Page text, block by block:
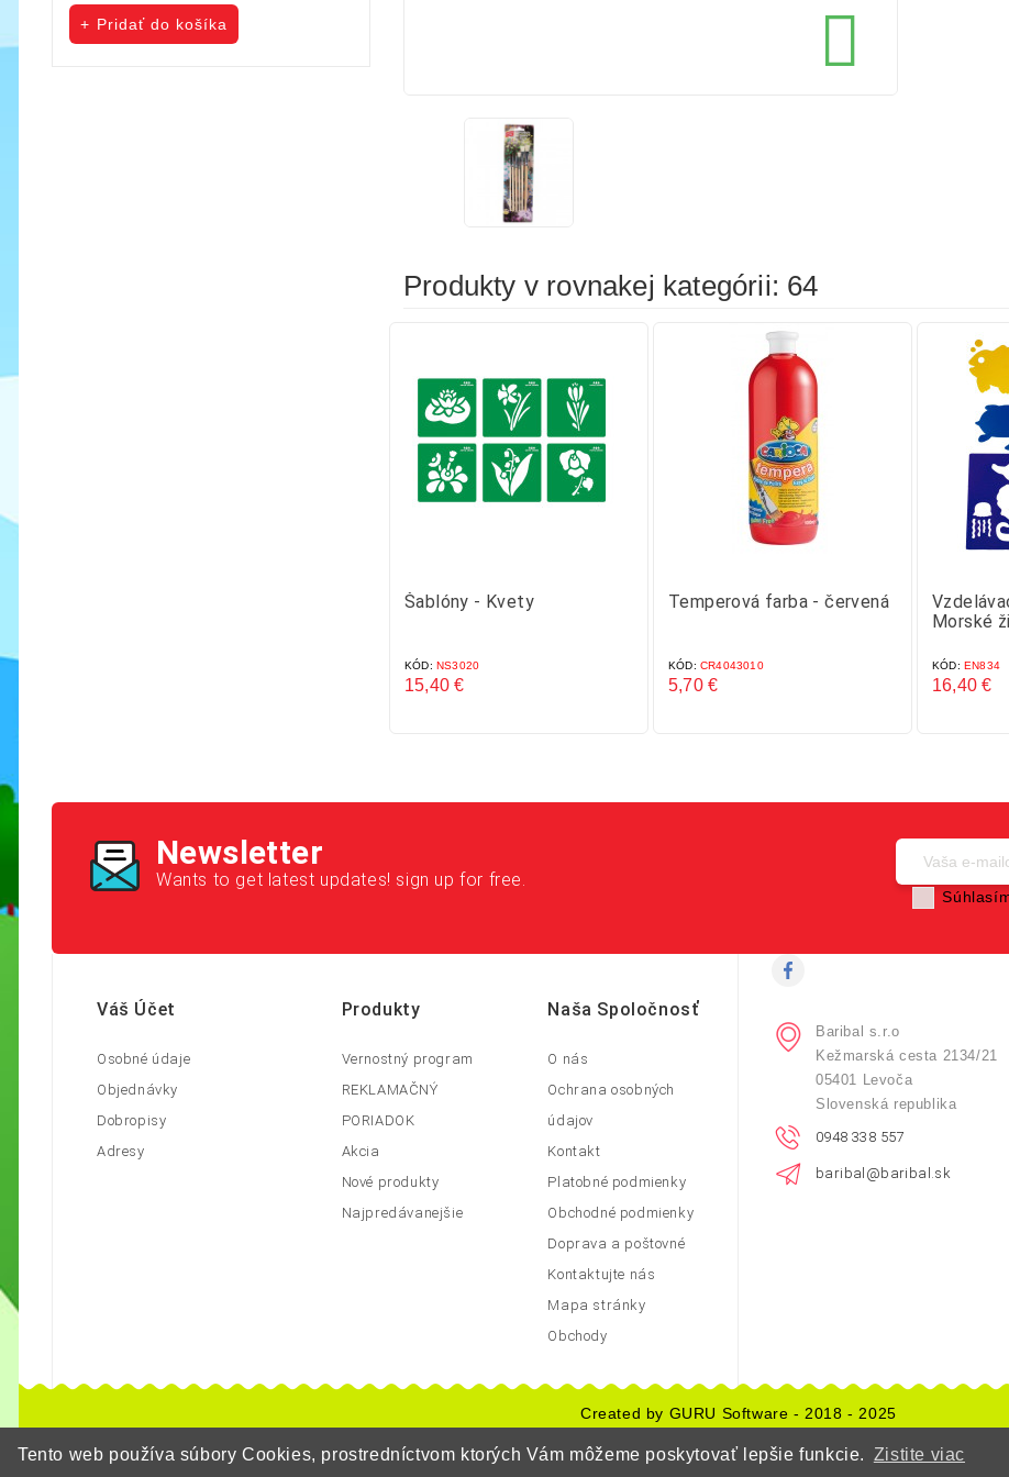
Tento web používa súbory Cookies, prostredníctvom ktorých Vám môžeme poskytovať lepšie funkcie. Zistite viac
cena
Pridať do košíka 
Produkty v rovnakej kategórii: 64
Šablóny - Kvety
KÓD: NS3020
15,40 €
Temperová farba - červená
KÓD: CR4043010
5,70 €
Morské
KÓD: EN834
16,40 €
Newsletter
Wants to get latest updates! sign up for free.
Váš Účet
Osobné údaje
Objednávky
Dobropisy
Adresy
Produkty
Vernostný program
REKLAMAČNÝ
PORIADOK
Akcia
Nové produkty
Najpredávanejšie
Naša Spoločnosť
O nás
Ochrana osobných
údajov
Kontakt
Platobné podmienky
Obchodné podmienky
Doprava a poštovné
Kontaktujte nás
Mapa stránky
Obchody
Baribal s.r.o
Kežmarská cesta 2134/21
05401 Levoča
Slovenská republika
0948 338 557
baribal@baribal.sk
Created by GURU Software - 2018 - 2025